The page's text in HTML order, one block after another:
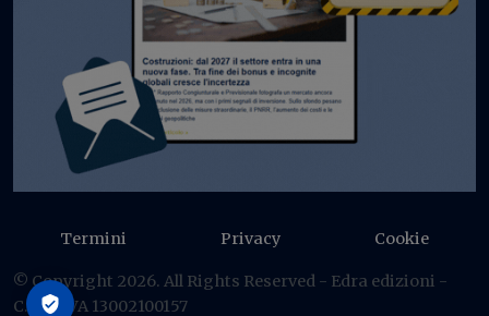
Termini Privacy Cookie
© Copyright 2026. All Rights Reserved - Edra edizioni -
C.F./P IVA 13002100157